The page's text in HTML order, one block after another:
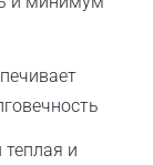
теплая и